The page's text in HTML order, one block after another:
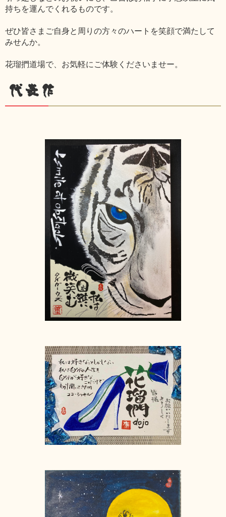
持ちを運んでくれるものです。
ぜひ皆さまご自身と周りの方々のハートを笑顔で満たして
みせんか。
花瑠捫道場で、お気軽にご体験くださいませー。
代表作